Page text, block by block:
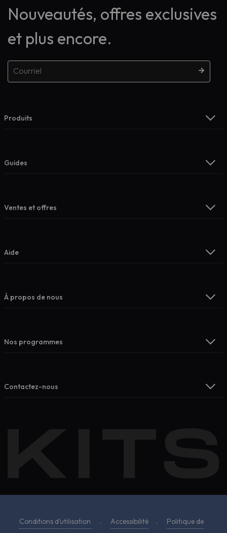
Nouveautés, offres exclusives
et plus encore.
Produits
Guides
Ventes et offres
Aide
À propos de nous
Nos programmes
Contactez-nous
Conditions d’utilisation . Accessibilité . Politique de